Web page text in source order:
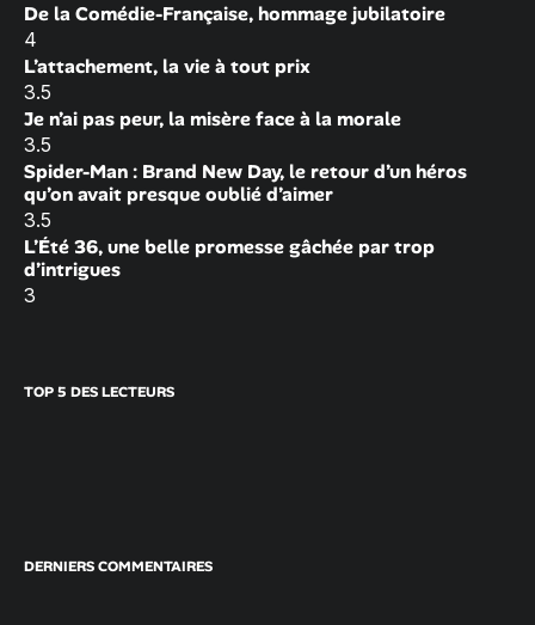
De la Comédie-Française, hommage jubilatoire
4
L’attachement, la vie à tout prix
3.5
Je n’ai pas peur, la misère face à la morale
3.5
Spider-Man : Brand New Day, le retour d’un héros
qu’on avait presque oublié d’aimer
3.5
L’Été 36, une belle promesse gâchée par trop
d’intrigues
3
TOP 5 DES LECTEURS
DERNIERS COMMENTAIRES